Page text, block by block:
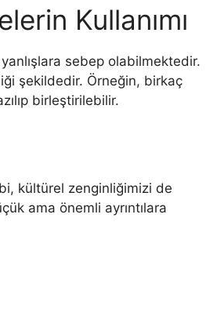
Kullanımı
sebep olabilmektedir.
şekildedir. Örneğin, birkaç
birleştirilebilir.
kültürel zenginliğimizi de
ama önemli ayrıntılara